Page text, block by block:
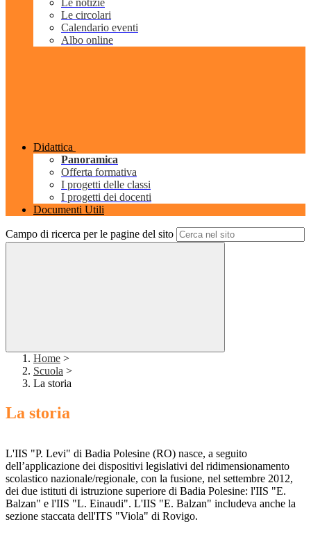
Le notizie
Le circolari
Calendario eventi
Albo online
Didattica
Panoramica
Offerta formativa
I progetti delle classi
I progetti dei docenti
Documenti Utili
Campo di ricerca per le pagine del sito
Home >
Scuola >
La storia
La storia
L'IIS "P. Levi" di Badia Polesine (RO) nasce, a seguito
dell’applicazione dei dispositivi legislativi del ridimensionamento
scolastico nazionale/regionale, con la fusione, nel settembre 2012,
dei due istituti di istruzione superiore di Badia Polesine: l'IIS "E.
Balzan" e l'IIS "L. Einaudi". L'IIS "E. Balzan" includeva anche la
sezione staccata dell'ITS "Viola" di Rovigo.